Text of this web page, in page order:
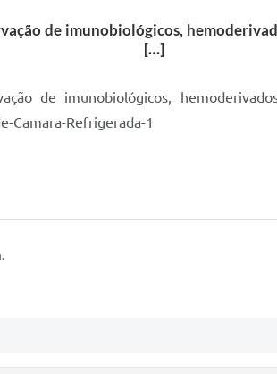
de imunobiológicos,
[…]
de imunobiológicos,
Camara-Refrigerada-1